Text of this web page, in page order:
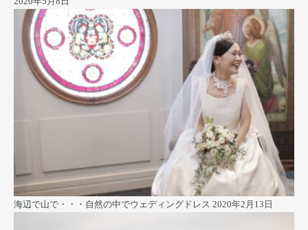
海辺で山で・・・自然の中でウェディングドレス 2020年2月13日